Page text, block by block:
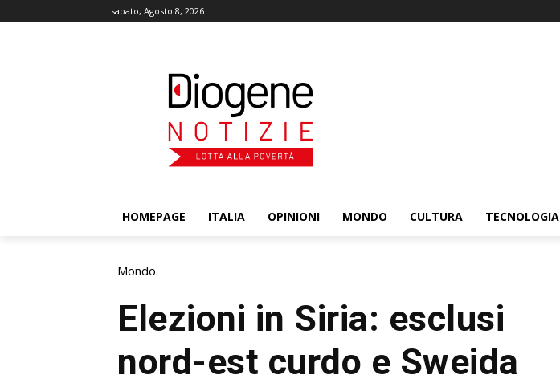
sabato, Agosto 8, 2026
HOMEPAGE ITALIA OPINIONI MONDO CULTURA TECNOLOGIA
Mondo
Elezioni in Siria: esclusi
nord-est curdo e Sweida